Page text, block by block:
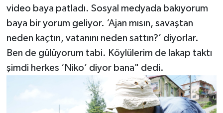
video baya patladı. Sosyal medyada bakıyorum
baya bir yorum geliyor. ‘Ajan mısın, savaştan
neden kaçtın, vatanını neden sattın?’ diyorlar.
Ben de gülüyorum tabi. Köylülerim de lakap taktı
şimdi herkes ‘Niko’ diyor bana" dedi.